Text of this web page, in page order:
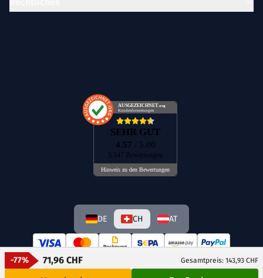
-77% 71,96 CHF Gesamtpreis: 143,93 CHF
AUSGEZEICHNET .org
Kundenbewertungen
SEHR GUT
4.57 / 5.00
5.347 Bewertungen
Hinweis zu den Bewertungen
DE CH AT